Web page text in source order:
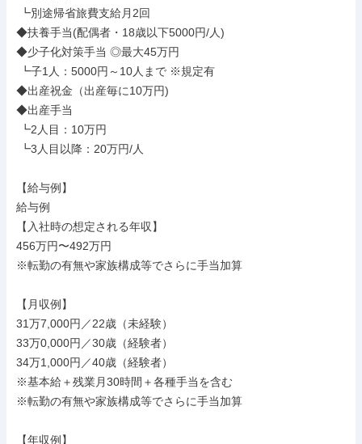
◆扶養手当(配偶者・18歳以下5000円/人)
◆少子化対策手当 ◎最大45万円
◆出産祝金（出産毎に10万円)
◆出産手当
【給与例】
給与例
【入社時の想定される年収】
456万円〜492万円
※転勤の有無や家族構成等でさらに手当加算
【月収例】
31万7,000円／22歳（未経験）
33万0,000円／30歳（経験者）
34万1,000円／40歳（経験者）
※基本給＋残業月30時間＋各種手当を含む
※転勤の有無や家族構成等でさらに手当加算
【年収例】